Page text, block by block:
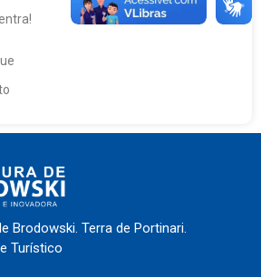
Brodowski. Terra de Portinari.
Turístico